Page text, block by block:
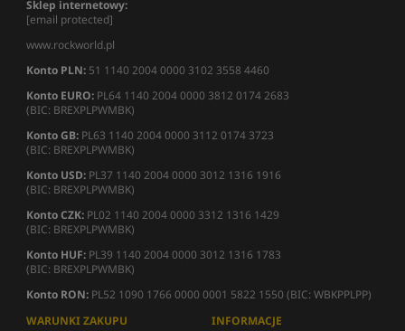
Sklep internetowy:
[email protected]
www.rockworld.pl
Konto PLN: 51 1140 2004 0000 3102 3558 4460
Konto EURO: PL64 1140 2004 0000 3812 0174 2683
(BIC: BREXPLPWMBK)
Konto GB: PL63 1140 2004 0000 3112 0174 3723
(BIC: BREXPLPWMBK)
Konto USD: PL37 1140 2004 0000 3012 1316 1916
(BIC: BREXPLPWMBK)
Konto CZK: PL02 1140 2004 0000 3312 1316 1429
(BIC: BREXPLPWMBK)
Konto HUF: PL39 1140 2004 0000 3012 1316 1783
(BIC: BREXPLPWMBK)
Konto RON: PL52 1090 1766 0000 0001 5822 1550 (BIC: WBKPPLPP)
WARUNKI ZAKUPU
INFORMACJE